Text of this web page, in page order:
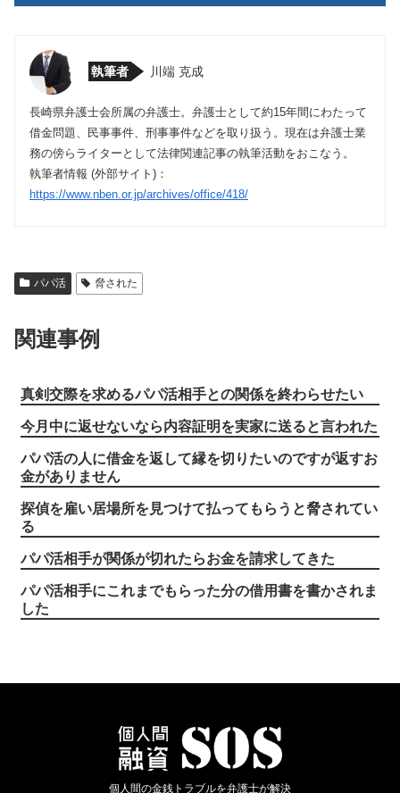
執筆者 川端 克成
長崎県弁護士会所属の弁護士。弁護士として約15年間にわたって
借金問題、民事事件、刑事事件などを取り扱う。現在は弁護士業
務の傍らライターとして法律関連記事の執筆活動をおこなう。
執筆者情報 (外部サイト)：
https://www.nben.or.jp/archives/office/418/
パパ活 脅された
関連事例
真剣交際を求めるパパ活相手との関係を終わらせたい
今月中に返せないなら内容証明を実家に送ると言われた
パパ活の人に借金を返して縁を切りたいのですが返すお
金がありません
探偵を雇い居場所を見つけて払ってもらうと脅されてい
る
パパ活相手が関係が切れたらお金を請求してきた
パパ活相手にこれまでもらった分の借用書を書かされま
した
個人間の金銭トラブルを弁護士が解決